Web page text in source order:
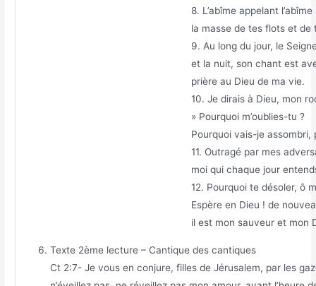
8. L’abîme appelant
la masse de tes flots et de
9. Au long du jour, le
et la nuit, son chant est
prière au Dieu de ma vie.
10. Je dirais à Dieu, mon
» Pourquoi m’oublies-tu ?
Pourquoi vais-je assombri,
11. Outragé par mes
moi qui chaque jour
12. Pourquoi te désoler, ô
Espère en Dieu ! de
il est mon sauveur et mon
Texte 2ème lecture – Cantique des cantiques
Ct 2:7- Je vous en conjure, filles de Jérusalem, par les